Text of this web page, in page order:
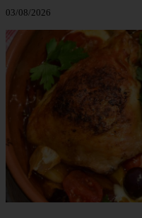
03/08/2026